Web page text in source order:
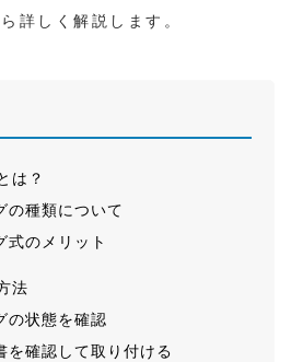
詳しく解説します。
は？
の種類について
式のメリット
法
の状態を確認
を確認して取り付ける